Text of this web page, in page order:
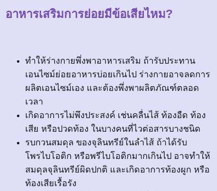
อาหารเสริมการย่อยมีข้อเสียไหม?
ทำให้ร่างกายพึ่งพาอาหารเสริม ถ้ารับประทาน
เอนไซม์ย่อยอาหารบ่อยเกินไป ร่างกายอาจลดการ
ผลิตเอนไซม์เอง และต้องพึ่งพาผลิตภัณฑ์ตลอด
เวลา
เกิดอาการไม่พึงประสงค์ เช่นคลื่นไส้ ท้องอืด ท้อง
เสีย หรือปวดท้อง ในบางคนที่ไวต่อสารบางชนิด
รบกวนสมดุล ของจุลินทรีย์ในลำไส้ ถ้าได้รับ
โพรไบโอติก หรือพรีไบโอติกมากเกินไป อาจทำให้
สมดุลจุลินทรีย์ผิดปกติ และเกิดอาการท้องผูก หรือ
ท้องเสียเรื้อรัง